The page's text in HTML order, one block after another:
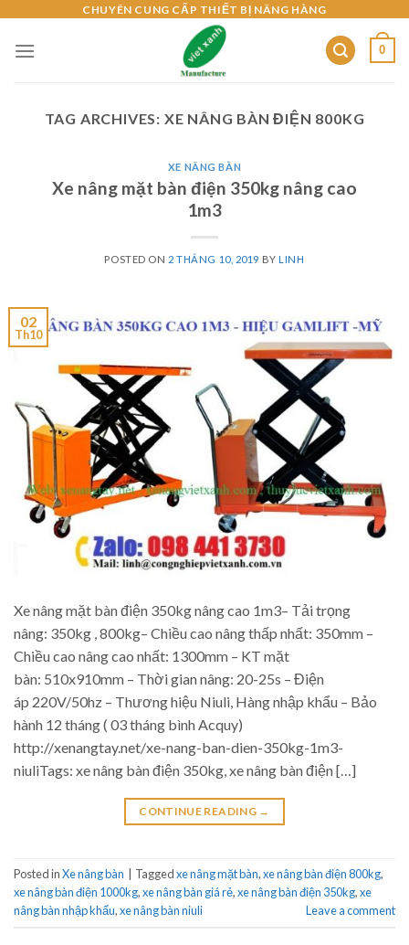
content
CHUYÊN CUNG CẤP THIẾT BỊ NÂNG HÀNG
0
TAG ARCHIVES: XE NÂNG BÀN ĐIỆN 800KG
XE NÂNG BÀN
Xe nâng mặt bàn điện 350kg nâng cao
1m3
POSTED ON 2 THÁNG 10, 2019 BYLINH
02
Th10
Xe nâng mặt bàn điện 350kg nâng cao 1m3– Tải trọng
nâng: 350kg , 800kg– Chiều cao nâng thấp nhất: 350mm –
Chiều cao nâng cao nhất: 1300mm – KT mặt
bàn: 510x910mm – Thời gian nâng: 20-25s – Điện
áp 220V/50hz – Thương hiệu Niuli, Hàng nhập khẩu – Bảo
hành 12 tháng ( 03 tháng bình Acquy)
http://xenangtay.net/xe-nang-ban-dien-350kg-1m3-
niuliTags: xe nâng bàn điện 350kg, xe nâng bàn điện […]
CONTINUE READING →
Posted inXe nâng bàn Taggedxe nâng mặt bàn,xe nâng bàn điện 800kg,
xe nâng bàn điện 1000kg,xe nâng bàn giá rẻ,xe nâng bàn điện 350kg,xe
nâng bàn nhập khẩu,xe nâng bàn niuli Leave a comment